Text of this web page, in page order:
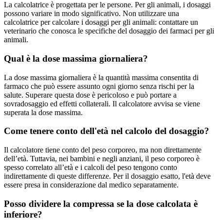
La calcolatrice è progettata per le persone. Per gli animali, i dosaggi
possono variare in modo significativo. Non utilizzare una
calcolatrice per calcolare i dosaggi per gli animali: contattare un
veterinario che conosca le specifiche del dosaggio dei farmaci per gli
animali.
Qual è la dose massima giornaliera?
La dose massima giornaliera è la quantità massima consentita di
farmaco che può essere assunto ogni giorno senza rischi per la
salute. Superare questa dose è pericoloso e può portare a
sovradosaggio ed effetti collaterali. Il calcolatore avvisa se viene
superata la dose massima.
Come tenere conto dell'età nel calcolo del dosaggio?
Il calcolatore tiene conto del peso corporeo, ma non direttamente
dell’età. Tuttavia, nei bambini e negli anziani, il peso corporeo è
spesso correlato all’età e i calcoli del peso tengono conto
indirettamente di queste differenze. Per il dosaggio esatto, l'età deve
essere presa in considerazione dal medico separatamente.
Posso dividere la compressa se la dose calcolata è
inferiore?